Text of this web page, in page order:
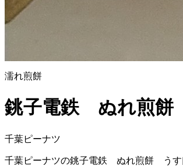
濡れ煎餅
銚子電鉄 ぬれ煎
千葉ピーナツ
千葉ピーナツの銚子電鉄 ぬれ煎餅 うす